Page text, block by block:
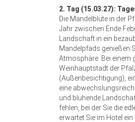
2. Tag (15.03.27):
Die Mandelblüte in der
Jahr zwischen Ende
Landschaft in ein
Mandelpfads genießen
Atmosphäre. Bei einem
Weinhauptstadt der
(Außenbesichtigung),
eine
und blühende
fehlen, bei der Sie die
erwartet Sie im Hotel